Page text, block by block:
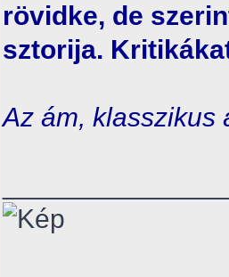
rövidke, de
sztorija.
Az ám, klasszikus